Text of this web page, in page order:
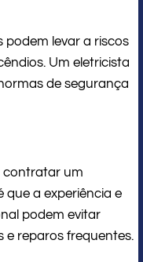
podem levar a riscos
Um eletricista
de segurança
contratar um
que a experiência e
podem evitar
reparos frequentes.